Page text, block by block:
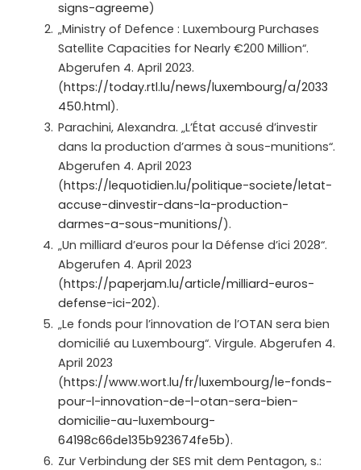
signs-agreeme)
„Ministry of Defence : Luxembourg Purchases
Satellite Capacities for Nearly €200 Million“.
Abgerufen 4. April 2023.
(https://today.rtl.lu/news/luxembourg/a/2033
450.html).
Parachini, Alexandra. „L’État accusé d’investir
dans la production d’armes à sous-munitions“.
Abgerufen 4. April 2023
(https://lequotidien.lu/politique-societe/letat-
accuse-dinvestir-dans-la-production-
darmes-a-sous-munitions/).
„Un milliard d’euros pour la Défense d’ici 2028“.
Abgerufen 4. April 2023
(https://paperjam.lu/article/milliard-euros-
defense-ici-202).
„Le fonds pour l’innovation de l’OTAN sera bien
domicilié au Luxembourg“. Virgule. Abgerufen 4.
April 2023
(https://www.wort.lu/fr/luxembourg/le-fonds-
pour-l-innovation-de-l-otan-sera-bien-
domicilie-au-luxembourg-
64198c66de135b923674fe5b).
Zur Verbindung der SES mit dem Pentagon, s.: